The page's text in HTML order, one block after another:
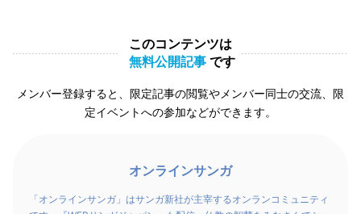
このコンテンツは
無料公開記事 です
メンバー登録すると、限定記事の閲覧やメンバー同士の交流、限
定イベントへの参加などができます。
オンラインサンガ
「オンラインサンガ」はサンガ新社が主宰するオンランコミュニティ